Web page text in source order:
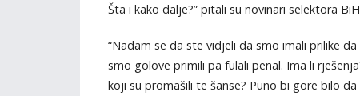
Šta i kako dalje?” pitali su novinari selektora
“Nadam se da ste vidjeli da smo imali prilike
smo golove primili pa fulali penal. Ima li
koji su promašili te šanse? Puno bi gore bilo